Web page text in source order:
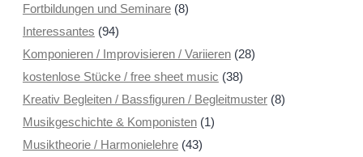
Fortbildungen und Seminare(8)
Interessantes (94)
Komponieren / Improvisieren / Variieren(28)
kostenlose Stücke / free sheet music (38)
Kreativ Begleiten / Bassfiguren / Begleitmuster(8)
Musikgeschichte & Komponisten(1)
Musiktheorie / Harmonielehre(43)